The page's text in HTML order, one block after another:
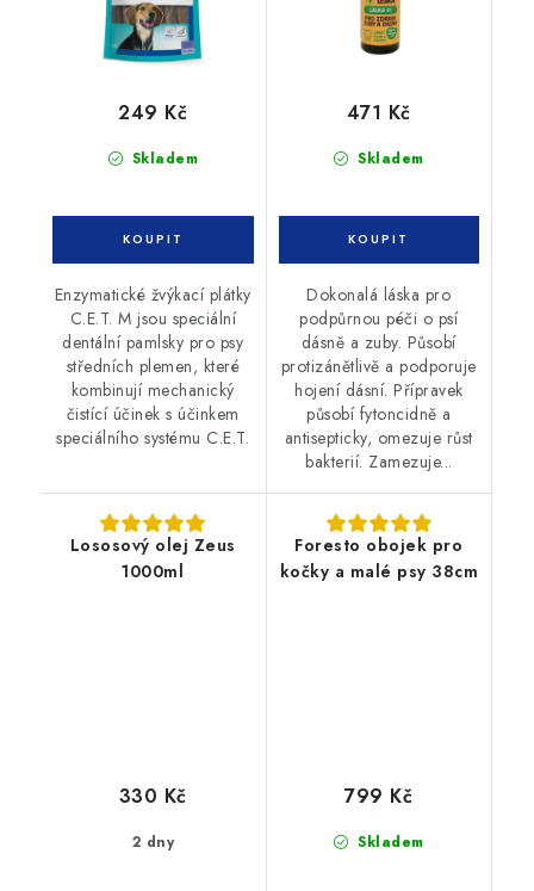
Skladem
249 Kč
Enzymatické žvýkací plátky
C.E.T. M jsou speciální
dentální pamlsky pro psy
středních plemen, které
kombinují mechanický
čistící účinek s účinkem
speciálního systému C.E.T.
Skladem
471 Kč
Dokonalá láska pro
podpůrnou péči o psí
dásně a zuby. Působí
protizánětlivě a podporuje
hojení dásní. Přípravek
působí fytoncidně a
antisepticky, omezuje růst
bakterií. Zamezuje...
Lososový olej Zeus
1000ml
2 dny
330 Kč
Foresto obojek pro
kočky a malé psy 38cm
Skladem
799 Kč